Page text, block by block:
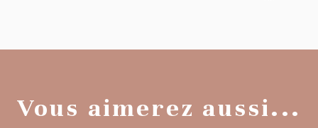
Vous aimerez aussi...